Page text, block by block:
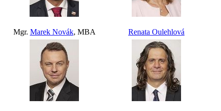
Mgr. Marek Novák, MBA Renata Oulehlová